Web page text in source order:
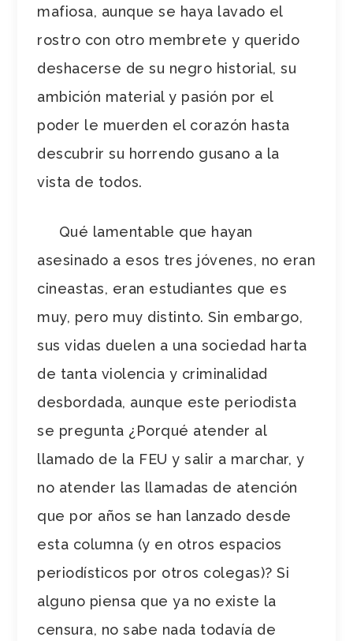
mafiosa, aunque se haya lavado el
rostro con otro membrete y querido
deshacerse de su negro historial, su
ambición material y pasión por el
poder le muerden el corazón hasta
descubrir su horrendo gusano a la
vista de todos.
Qué lamentable que hayan
asesinado a esos tres jóvenes, no eran
cineastas, eran estudiantes que es
muy, pero muy distinto. Sin embargo,
sus vidas duelen a una sociedad harta
de tanta violencia y criminalidad
desbordada, aunque este periodista
se pregunta ¿Porqué atender al
llamado de la FEU y salir a marchar, y
no atender las llamadas de atención
que por años se han lanzado desde
esta columna (y en otros espacios
periodísticos por otros colegas)? Si
alguno piensa que ya no existe la
censura, no sabe nada todavía de